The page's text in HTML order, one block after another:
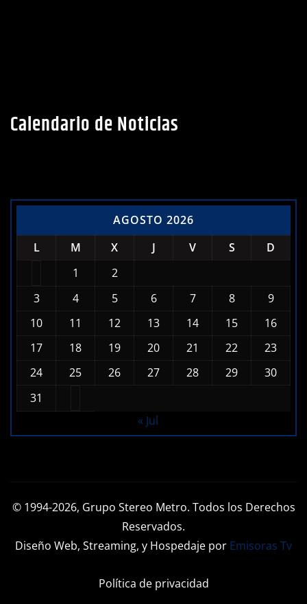
Calendario de Noticias
AGOSTO 2026
L
M X J V S
D
1
2
3
4 5 6 7 8
9
10
11 12 13 14 15
16
17
18 19 20 21 22
23
24
25 26 27 28 29
30
31
« Jul
© 1994-2026, Grupo Stereo Metro. Todos los Derechos
Reservados.
Diseño Web, Streaming, y Hospedaje por Emisoras Tv
Política de privacidad